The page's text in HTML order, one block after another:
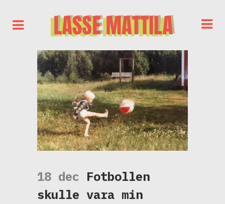
18 dec Fotbollen
skulle vara min